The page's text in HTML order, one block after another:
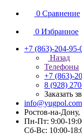
0 Сравнение
0 Избранное
+7 (863)-204-95-
Назад
Телефоны
+7 (863)-
8 (928)
Заказать
info@yugpol.com
Ростов-на-
Пн-Пт: 9:00-
Cб-Вс: 10:00-